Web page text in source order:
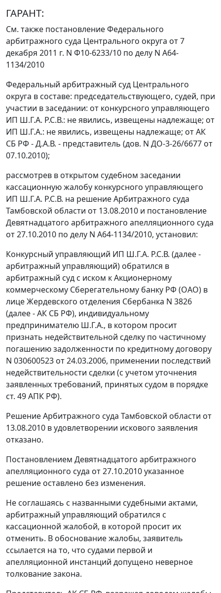
ГАРАНТ:
См. также постановлениеФедерального
арбитражного суда Центрального округа от 7
декабря 2011 г. N Ф10-6233/10 по делу N А64-
1134/2010
Федеральный арбитражный суд Центрального
округа в составе: председательствующего, судей, при
участии в заседании: от конкурсного управляющего
ИП Ш.Г.А. Р.С.В.: не явились, извещены надлежаще; от
ИП Ш.Г.А.: не явились, извещены надлежаще; от АК
СБ РФ - Д.А.В. - представитель (дов. N ДО-3-26/6677 от
07.10.2010);
рассмотрев в открытом судебном заседании
кассационную жалобу конкурсного управляющего
ИП Ш.Г.А. Р.С.В. на решение Арбитражного суда
Тамбовской области от 13.08.2010 и постановление
Девятнадцатого арбитражного апелляционного суда
от 27.10.2010 по делу N А64-1134/2010, установил:
Конкурсный управляющий ИП Ш.Г.А. Р.С.В. (далее -
арбитражный управляющий) обратился в
арбитражный суд с иском к Акционерному
коммерческому Сберегательному банку РФ (ОАО) в
лице Жердевского отделения Сбербанка N 3826
(далее - АК СБ РФ), индивидуальному
предпринимателю Ш.Г.А., в котором просит
признать недействительной сделку по частичному
погашению задолженности по кредитному договору
N 030600523 от 24.03.2006, применении последствий
недействительности сделки (с учетом уточнения
заявленных требований, принятых судом в порядке
ст. 49АПК РФ).
Решение Арбитражного суда Тамбовской области от
13.08.2010 в удовлетворении искового заявления
отказано.
Постановлением Девятнадцатого арбитражного
апелляционного суда от 27.10.2010 указанное
решение оставлено без изменения.
Не соглашаясь с названными судебными актами,
арбитражный управляющий обратился с
кассационной жалобой, в которой просит их
отменить. В обоснование жалобы, заявитель
ссылается на то, что судами первой и
апелляционной инстанций допущено неверное
толкование закона.